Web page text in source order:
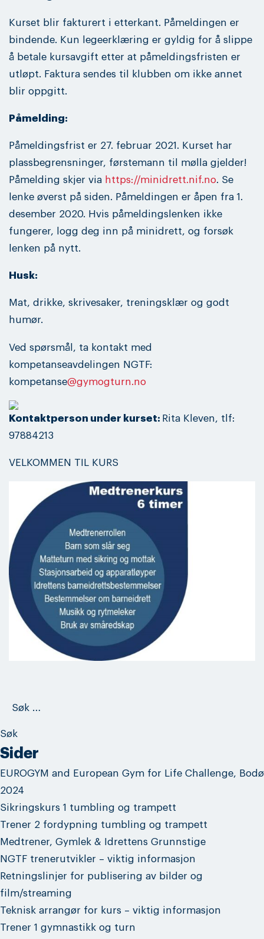
Kurset blir fakturert i etterkant. Påmeldingen er
bindende. Kun legeerklæring er gyldig for å slippe
å betale kursavgift etter at påmeldingsfristen er
utløpt. Faktura sendes til klubben om ikke annet
blir oppgitt.
Påmelding:
Påmeldingsfrist er 27. februar 2021. Kurset har
plassbegrensninger, førstemann til mølla gjelder!
Påmelding skjer via https://minidrett.nif.no. Se
lenke øverst på siden. Påmeldingen er åpen fra 1.
desember 2020. Hvis påmeldingslenken ikke
fungerer, logg deg inn på minidrett, og forsøk
lenken på nytt.
Husk:
Mat, drikke, skrivesaker, treningsklær og godt
humør.
Ved spørsmål, ta kontakt med
kompetanseavdelingen NGTF:
kompetanse@gymogturn.no
Kontaktperson under kurset: Rita Kleven, tlf:
97884213
VELKOMMEN TIL KURS
etter:
Sider
EUROGYM and European Gym for Life Challenge, Bodø
2024
Sikringskurs 1 tumbling og trampett
Trener 2 fordypning tumbling og trampett
Medtrener, Gymlek & Idrettens Grunnstige
NGTF trenerutvikler – viktig informasjon
Retningslinjer for publisering av bilder og
film/streaming
Teknisk arrangør for kurs – viktig informasjon
Trener 1 gymnastikk og turn